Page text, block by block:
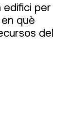
edifici per
què
del